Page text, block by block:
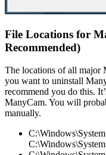
File Locations for
Recommended)
The locations of all major
you want to uninstall
recommend you do this.
ManyCam. You will
manually.